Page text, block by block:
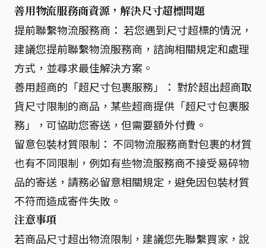
善用物流服務商資源，解決尺寸超標問題
提前聯繫物流服務商： 若您遇到尺寸超標的情況，
建議您提前聯繫物流服務商，諮詢相關規定和處理
方式，並尋求最佳解決方案。
善用超商的「超尺寸包裹服務」： 對於超出超商取
貨尺寸限制的商品，某些超商提供「超尺寸包裹服
務」，可協助您寄送，但需要額外付費。
留意包裝材質限制： 不同物流服務商對包裹的材質
也有不同限制，例如有些物流服務商不接受易碎物
品的寄送，請務必留意相關規定，避免因包裝材質
不符而造成寄件失敗。
注意事項
若商品尺寸超出物流限制，建議您先聯繫買家，說